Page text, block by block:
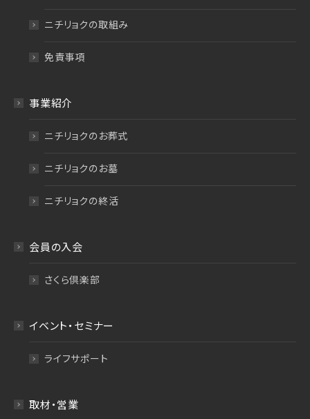
ニチリョクの取組み
免責事項
事業紹介
ニチリョクのお葬式
ニチリョクのお墓
ニチリョクの終活
会員の入会
さくら倶楽部
イベント・セミナー
ライフサポート
取材・営業